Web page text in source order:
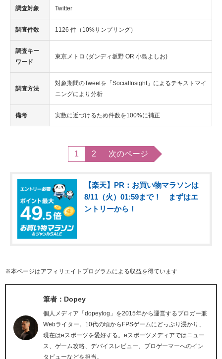
調査対象 Twitter
調査件数 1126 件（10%サンプリング）
調査キー
ワード
東京メトロ (ダンディ坂野 OR 小島よしお)
調査方法
対象期間のTweetを「SocialInsight」によるテキストマイ
ニングにより分析
備考 実数に近づけるため件数を100%に補正
1 2 次のページ
【楽天】PR：お買い物マラソンは
8/11（火）01:59まで！ まずはエ
ントリーから！
※本ページはアフィリエイトプログラムによる収益を得ています
筆者：Dopey
個人メディア「dopeylog」を2015年から運営するブロガー兼
Webライター。10代の頃からFPSゲームにどっぷり浸かり、
現在はeスポーツを愛好する。eスポーツメディアではニュー
ス、ゲーム攻略、デバイスレビュー、プロゲーマーへのイン
タビューなどを担当。